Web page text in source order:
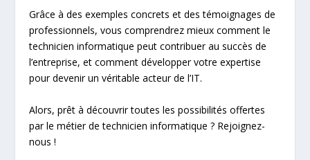
Grâce à des exemples concrets et des témoignages de
professionnels, vous comprendrez mieux comment le
technicien informatique peut contribuer au succès de
l’entreprise, et comment développer votre expertise
pour devenir un véritable acteur de l’IT.
Alors, prêt à découvrir toutes les possibilités offertes
par le métier de technicien informatique ? Rejoignez-
nous !